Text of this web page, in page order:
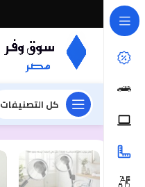
كل التصنيفات